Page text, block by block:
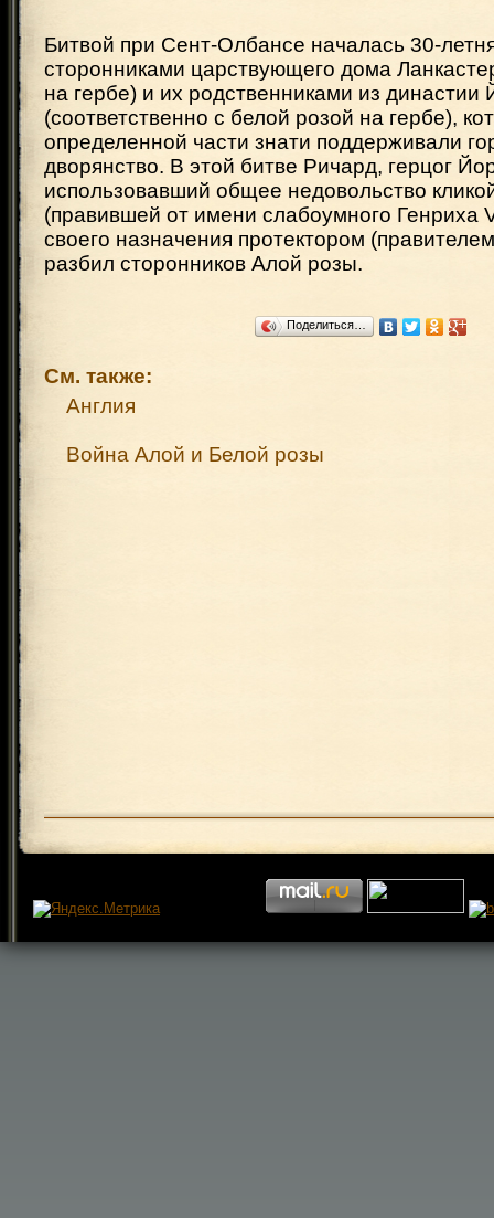
Битвой при Сент-Олбансе началась 30-
сторонниками царствующего дома
на гербе) и их родственниками из династии
(соответственно с белой розой на гербе),
определенной части знати поддерживали
дворянство. В этой битве Ричард, герцог
использовавший общее недовольство
(правившей от имени слабоумного Генриха
своего назначения протектором
разбил сторонников Алой розы.
Поделиться…
См. также:
Англия
Война Алой и Белой розы